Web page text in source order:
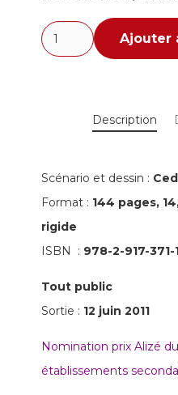
quantité
de
-
Journal
d'une
expérience
Ajouter
Description
Scénario et dessin : Ced
Format : 144 pages,
rigide
ISBN : 978-2-917-371-
Tout public
Sortie : 12 juin 2011
Nomination prix Alizé
établissements